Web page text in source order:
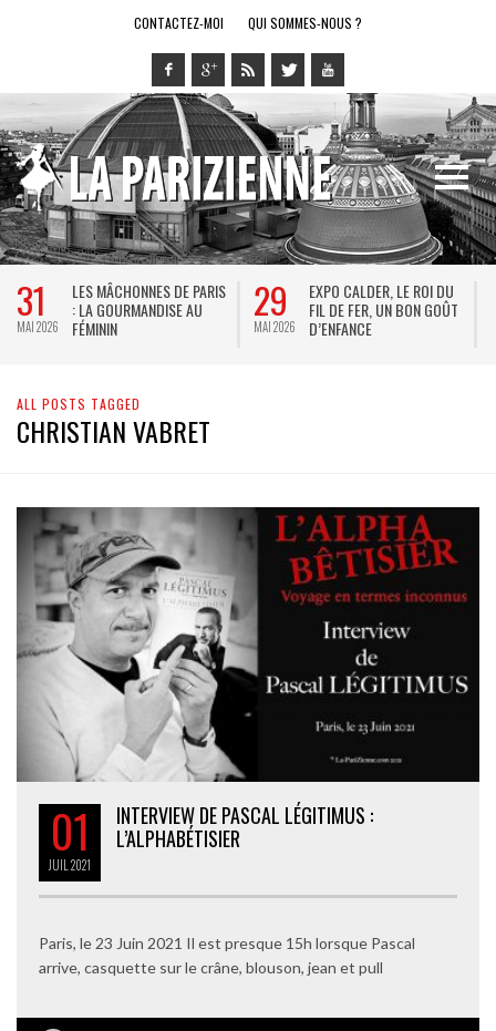
CONTACTEZ-MOI QUI SOMMES-NOUS ?
31
MAI 2026
LES MÂCHONNES DE PARIS
: LA GOURMANDISE AU
FÉMININ
29
MAI 2026
EXPO CALDER, LE ROI DU
FIL DE FER, UN BON GOÛT
D’ENFANCE
ALL POSTS TAGGED
CHRISTIAN VABRET
01
JUIL2021
INTERVIEW DE PASCAL LÉGITIMUS :
L’ALPHABÉTISIER
Paris, le 23 Juin 2021 Il est presque 15h lorsque Pascal
arrive, casquette sur le crâne, blouson, jean et pull